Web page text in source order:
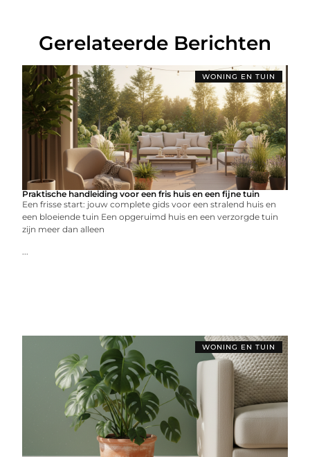
Gerelateerde Berichten
WONING EN TUIN
Praktische handleiding voor een fris huis en een fijne tuin
Een frisse start: jouw complete gids voor een stralend huis en
een bloeiende tuin Een opgeruimd huis en een verzorgde tuin
zijn meer dan alleen
...
WONING EN TUIN